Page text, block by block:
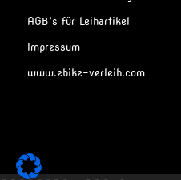
AGB’s für Leihartikel
Impressum
www.ebike-verleih.com